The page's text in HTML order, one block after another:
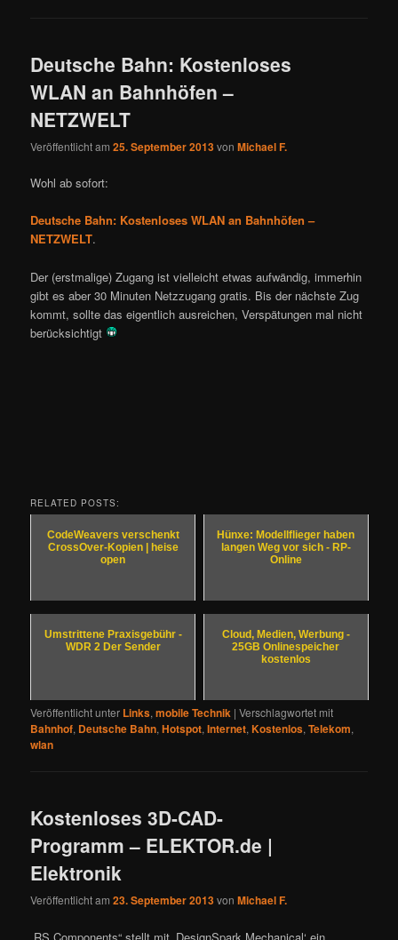
Deutsche Bahn: Kostenloses
WLAN an Bahnhöfen –
NETZWELT
Veröffentlicht am25. September 2013vonMichael F.
Wohl ab sofort:
Deutsche Bahn: Kostenloses WLAN an Bahnhöfen –
NETZWELT.
Der (erstmalige) Zugang ist vielleicht etwas aufwändig, immerhin
gibt es aber 30 Minuten Netzzugang gratis. Bis der nächste Zug
kommt, sollte das eigentlich ausreichen, Verspätungen mal nicht
berücksichtigt
RELATED POSTS:
CodeWeavers verschenkt
CrossOver-Kopien | heise
open
Hünxe: Modellflieger haben
langen Weg vor sich - RP-
Online
Umstrittene Praxisgebühr -
WDR 2 Der Sender
Cloud, Medien, Werbung -
25GB Onlinespeicher
kostenlos
Veröffentlicht unter Links,mobile Technik |Verschlagwortet mit
Bahnhof, Deutsche Bahn,Hotspot,Internet,Kostenlos,Telekom,
wlan
Kostenloses 3D-CAD-
Programm – ELEKTOR.de |
Elektronik
Veröffentlicht am23. September 2013vonMichael F.
„RS Components“ stellt mit ‚DesignSpark Mechanical‘ ein